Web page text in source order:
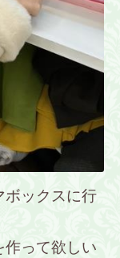
ボックスに行
って欲しい